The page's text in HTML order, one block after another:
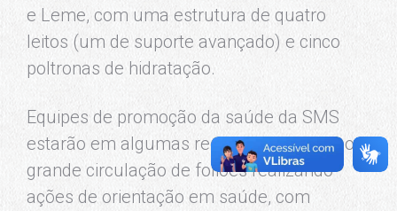
e Leme, com uma estrutura de quatro
leitos (um de suporte avançado) e cinco
poltronas de hidratação.
Equipes de promoção da saúde da SMS
estarão em algumas regiões da cidade com
grande circulação de foliões realizando
ações de orientação em saúde, com